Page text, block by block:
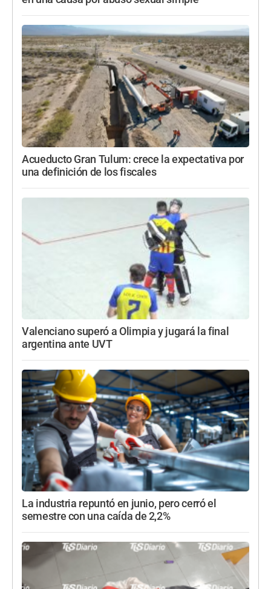
Acueducto Gran Tulum: crece la expectativa por
una definición de los fiscales
Valenciano superó a Olimpia y jugará la final
argentina ante UVT
La industria repuntó en junio, pero cerró el
semestre con una caída de 2,2%